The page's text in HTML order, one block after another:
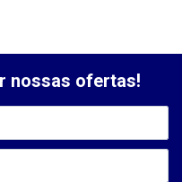
nossas ofertas!